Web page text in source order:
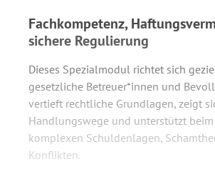
Fachkompetenz,
sichere Regulierung
Dieses Spezialmodul richtet sich
gesetzliche Betreuer*innen und
vertieft rechtliche Grundlagen, zeigt
Handlungswege und unterstützt
komplexen Schuldenlagen,
Konflikten.